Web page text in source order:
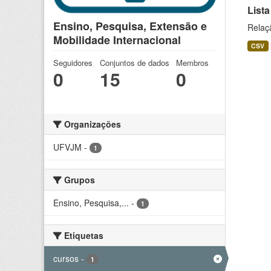
Ensino, Pesquisa, Extensão e
Mobilidade Internacional
Seguidores
0
Conjuntos de dados
15
Membros
0
Organizações
UFVJM - 1
Grupos
Ensino, Pesquisa,... - 1
Etiquetas
cursos - 1
CSV